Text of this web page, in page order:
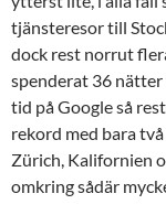
tjänsteresor till
dock rest norrut
spenderat 36
tid på Google så
rekord med bara
Zürich, Kalifornien
omkring sådär